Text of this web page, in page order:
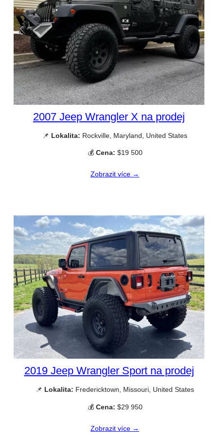
2007 Jeep Wrangler X na prodej
📌 Lokalita: Rockville, Maryland, United States
💰 Cena: $19 500
Zobrazit více →
2019 Jeep Wrangler Sport na prodej
📌 Lokalita: Fredericktown, Missouri, United States
💰 Cena: $29 950
Zobrazit více →